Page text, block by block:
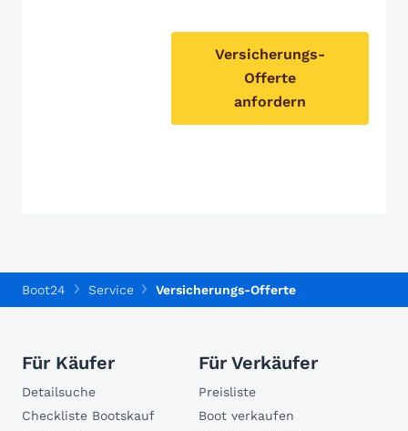
Versicherungs-
Offerte
anfordern
Boot24 Service Versicherungs-Offerte
Für Käufer
Detailsuche
Checkliste Bootskauf
Für Verkäufer
Preisliste
Boot verkaufen